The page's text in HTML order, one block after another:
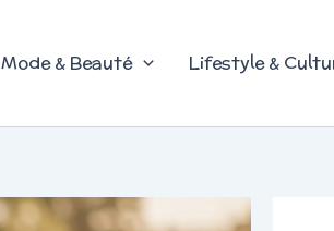
Mode & Beauté Lifestyle &